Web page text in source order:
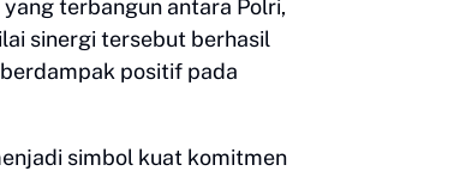
terbangun antara Polri,
sinergi tersebut berhasil
positif pada
simbol kuat komitmen